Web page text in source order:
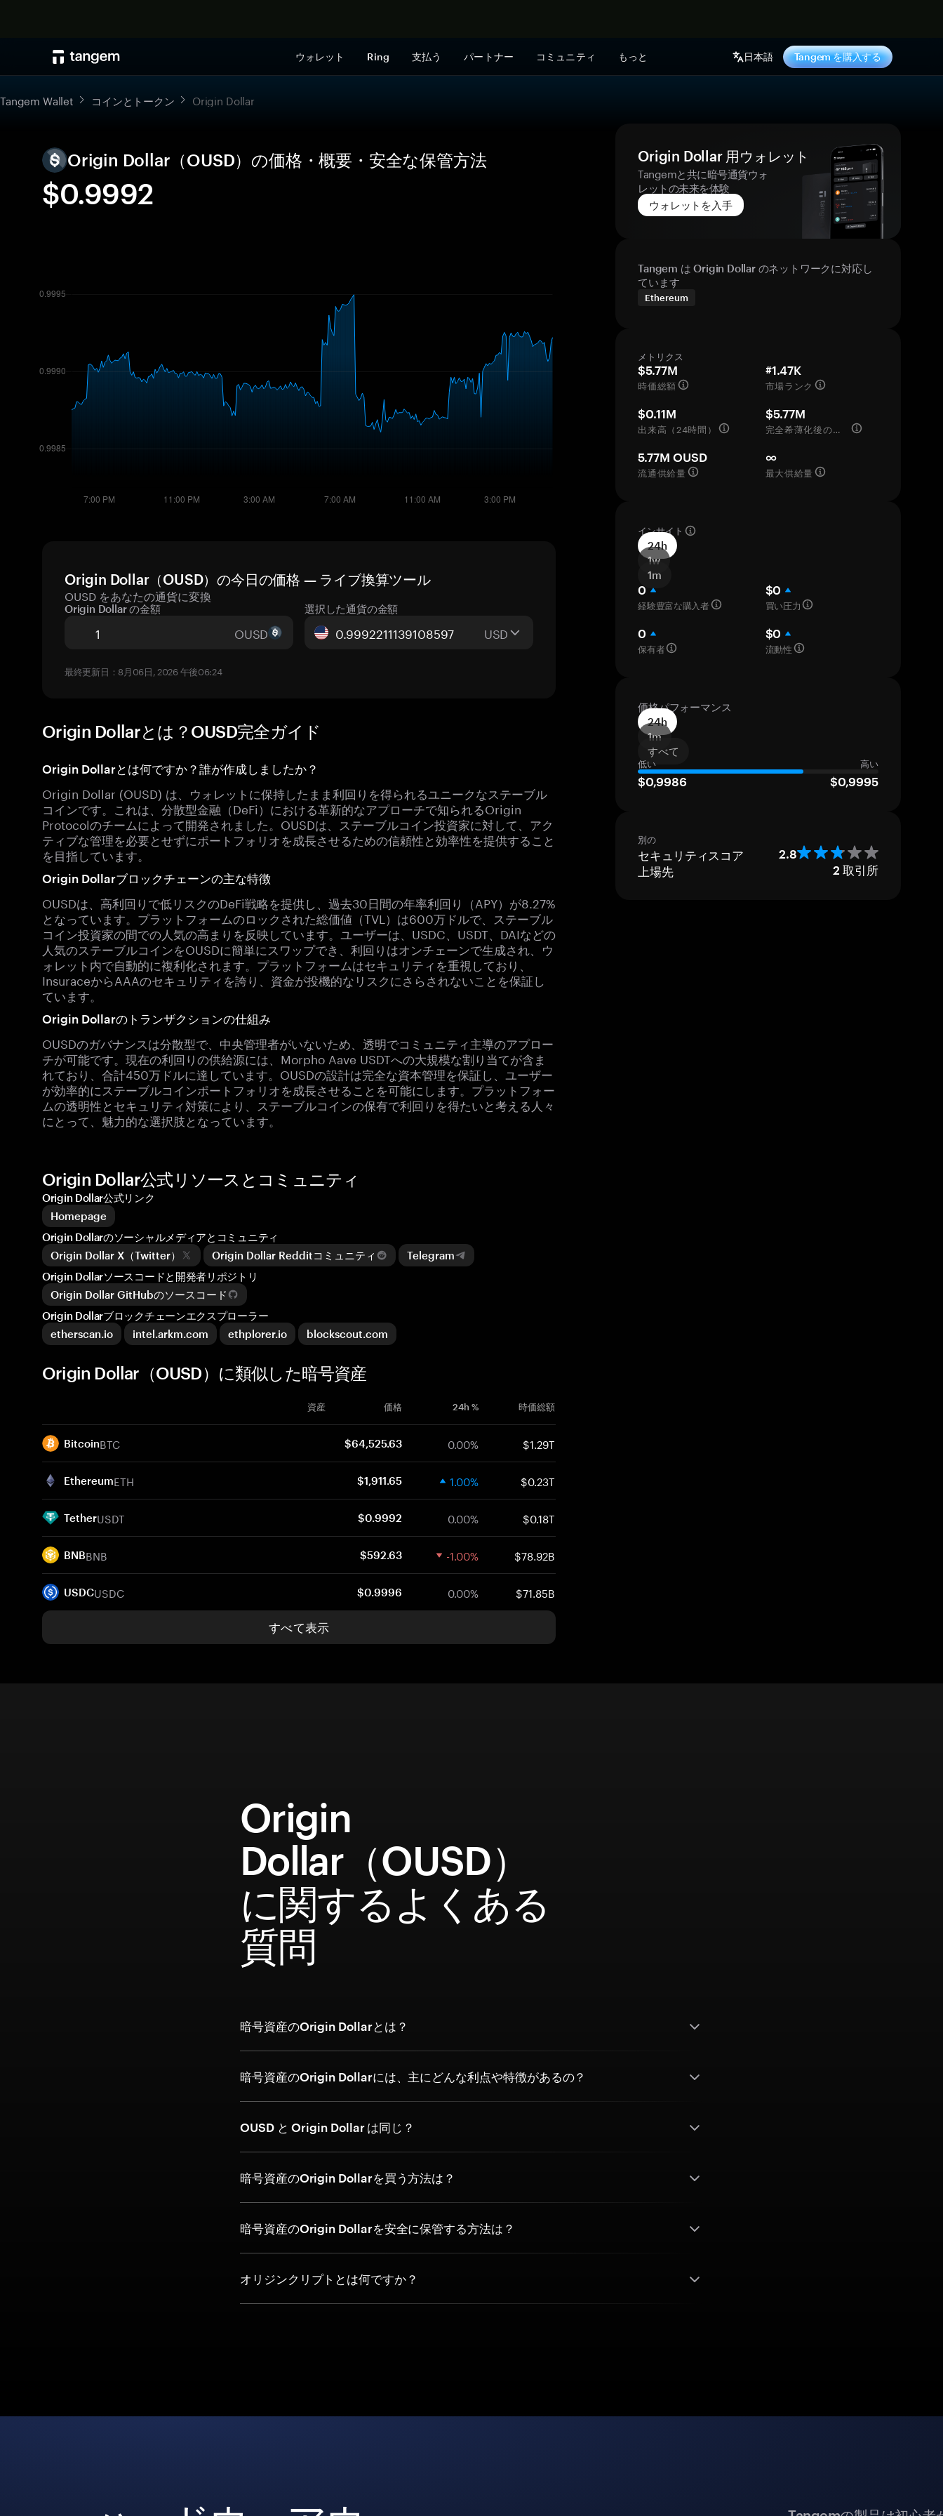
ウォレット Ring 支払う パートナー コミュニティ もっと 日本語 Tangem を購入する
Tangem Wallet コインとトークン Origin Dollar
Origin Dollar（OUSD）の価格・概要・安全な保管方法
$0.9992
Origin Dollar（OUSD）の今日の価格 — ライブ換算ツール
OUSD をあなたの通貨に変換
Origin Dollar の金額
OUSD
選択した通貨の金額
USD
最終更新日：8月06日, 2026 午後06:24
Origin Dollarとは？OUSD完全ガイド
Origin Dollarとは何ですか？誰が作成しましたか？
Origin Dollar (OUSD) は、ウォレットに保持したまま利回りを得られるユニークなステーブル
コインです。これは、分散型金融（DeFi）における革新的なアプローチで知られるOrigin
Protocolのチームによって開発されました。OUSDは、ステーブルコイン投資家に対して、アク
ティブな管理を必要とせずにポートフォリオを成長させるための信頼性と効率性を提供すること
を目指しています。
Origin Dollarブロックチェーンの主な特徴
OUSDは、高利回りで低リスクのDeFi戦略を提供し、過去30日間の年率利回り（APY）が8.27%
となっています。プラットフォームのロックされた総価値（TVL）は600万ドルで、ステーブル
コイン投資家の間での人気の高まりを反映しています。ユーザーは、USDC、USDT、DAIなどの
人気のステーブルコインをOUSDに簡単にスワップでき、利回りはオンチェーンで生成され、ウ
ォレット内で自動的に複利化されます。プラットフォームはセキュリティを重視しており、
InsuraceからAAAのセキュリティを誇り、資金が投機的なリスクにさらされないことを保証し
ています。
Origin Dollarのトランザクションの仕組み
OUSDのガバナンスは分散型で、中央管理者がいないため、透明でコミュニティ主導のアプロー
チが可能です。現在の利回りの供給源には、Morpho Aave USDTへの大規模な割り当てが含ま
れており、合計450万ドルに達しています。OUSDの設計は完全な資本管理を保証し、ユーザー
が効率的にステーブルコインポートフォリオを成長させることを可能にします。プラットフォー
ムの透明性とセキュリティ対策により、ステーブルコインの保有で利回りを得たいと考える人々
にとって、魅力的な選択肢となっています。
Origin Dollar 用ウォレット
Tangemと共に暗号通貨ウォ
レットの未来を体験
ウォレットを入手
Tangem は Origin Dollar のネットワークに対応し
ています
Ethereum
メトリクス
$5.77M
時価総額
#1.47K
市場ランク
$0.11M
出来高（24時間）
$5.77M
完全希薄化後の評価額
5.77M OUSD
流通供給量
∞
最大供給量
インサイト
24h
1w
1m
0
経験豊富な購入者
$0
買い圧力
0
保有者
$0
流動性
価格パフォーマンス
24h
1m
すべて
低い 高い
$0,9986 $0,9995
別の
セキュリティスコア 2.8
上場先 2 取引所
Origin Dollar公式リソースとコミュニティ
Origin Dollar公式リンク
Homepage
Origin Dollarのソーシャルメディアとコミュニティ
Origin Dollar X（Twitter）
Origin Dollar Redditコミュニティ
Telegram
Origin Dollarソースコードと開発者リポジトリ
Origin Dollar GitHubのソースコード
Origin Dollarブロックチェーンエクスプローラー
etherscan.io
intel.arkm.com ethplorer.io blockscout.com
Origin Dollar（OUSD）に類似した暗号資産
資産 価格 24h % 時価総額
BitcoinBTC $64,525.63 0.00% $1.29T
EthereumETH $1,911.65 1.00% $0.23T
TetherUSDT $0.9992 0.00% $0.18T
BNBBNB $592.63 -1.00% $78.92B
USDCUSDC $0.9996 0.00% $71.85B
すべて表示
Origin
Dollar（OUSD）
に関するよくある
質問
暗号資産のOrigin Dollarとは？
暗号資産のOrigin Dollarには、主にどんな利点や特徴があるの？
OUSD と Origin Dollar は同じ？
暗号資産のOrigin Dollarを買う方法は？
暗号資産のOrigin Dollarを安全に保管する方法は？
オリジンクリプトとは何ですか？